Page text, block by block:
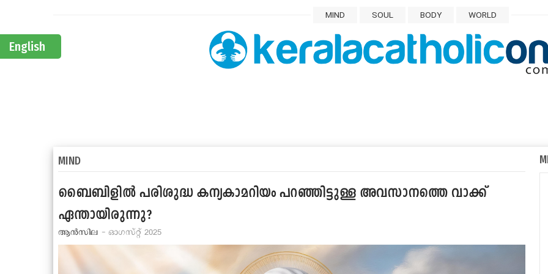
MIND SOUL BODY WORLD
English
MIND
ബൈബിളില്‍ പരിശുദ്ധ കന്യകാമറിയം പറഞ്ഞിട്ടുള്ള അവസാനത്തെ വാക്ക്
ഏന്തായിരുന്നു?
ആന്‍സില - ഓഗസ്റ്റ് 2025